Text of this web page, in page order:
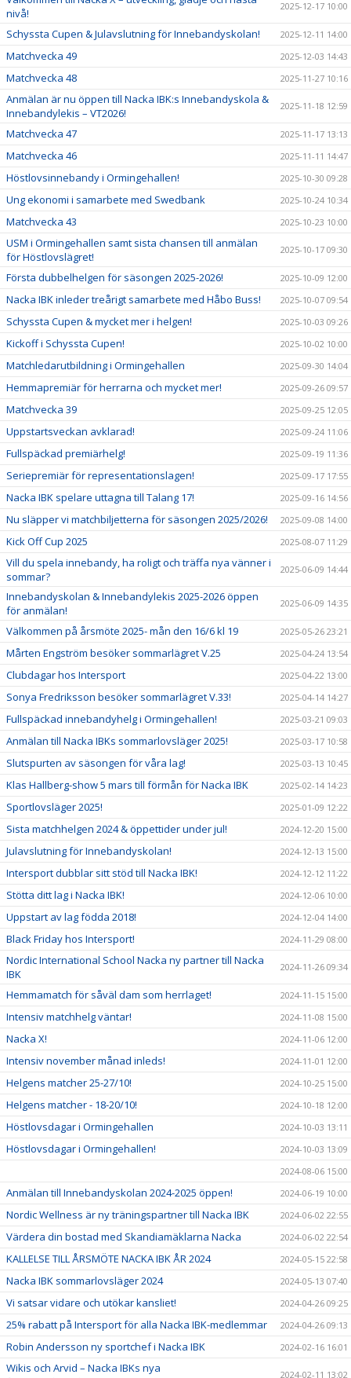
nivå!
2025-12-17 10:00
Schyssta Cupen & Julavslutning för Innebandyskolan! 2025-12-11 14:00
Matchvecka 49 2025-12-03 14:43
Matchvecka 48 2025-11-27 10:16
Anmälan är nu öppen till Nacka IBK:s Innebandyskola &
Innebandylekis – VT2026!
2025-11-18 12:59
Matchvecka 47 2025-11-17 13:13
Matchvecka 46 2025-11-11 14:47
Höstlovsinnebandy i Ormingehallen! 2025-10-30 09:28
Ung ekonomi i samarbete med Swedbank 2025-10-24 10:34
Matchvecka 43 2025-10-23 10:00
USM i Ormingehallen samt sista chansen till anmälan
för Höstlovslägret!
2025-10-17 09:30
Första dubbelhelgen för säsongen 2025-2026! 2025-10-09 12:00
Nacka IBK inleder treårigt samarbete med Håbo Buss! 2025-10-07 09:54
Schyssta Cupen & mycket mer i helgen! 2025-10-03 09:26
Kickoff i Schyssta Cupen! 2025-10-02 10:00
Matchledarutbildning i Ormingehallen 2025-09-30 14:04
Hemmapremiär för herrarna och mycket mer! 2025-09-26 09:57
Matchvecka 39 2025-09-25 12:05
Uppstartsveckan avklarad! 2025-09-24 11:06
Fullspäckad premiärhelg! 2025-09-19 11:36
Seriepremiär för representationslagen! 2025-09-17 17:55
Nacka IBK spelare uttagna till Talang 17! 2025-09-16 14:56
Nu släpper vi matchbiljetterna för säsongen 2025/2026! 2025-09-08 14:00
Kick Off Cup 2025 2025-08-07 11:29
Vill du spela innebandy, ha roligt och träffa nya vänner i
sommar?
2025-06-09 14:44
Innebandyskolan & Innebandylekis 2025-2026 öppen
för anmälan!
2025-06-09 14:35
Välkommen på årsmöte 2025- mån den 16/6 kl 19 2025-05-26 23:21
Mårten Engström besöker sommarlägret V.25 2025-04-24 13:54
Clubdagar hos Intersport 2025-04-22 13:00
Sonya Fredriksson besöker sommarlägret V.33! 2025-04-14 14:27
Fullspäckad innebandyhelg i Ormingehallen! 2025-03-21 09:03
Anmälan till Nacka IBKs sommarlovsläger 2025! 2025-03-17 10:58
Slutspurten av säsongen för våra lag! 2025-03-13 10:45
Klas Hallberg-show 5 mars till förmån för Nacka IBK 2025-02-14 14:23
Sportlovsläger 2025! 2025-01-09 12:22
Sista matchhelgen 2024 & öppettider under jul! 2024-12-20 15:00
Julavslutning för Innebandyskolan! 2024-12-13 15:00
Intersport dubblar sitt stöd till Nacka IBK! 2024-12-12 11:22
Stötta ditt lag i Nacka IBK! 2024-12-06 10:00
Uppstart av lag födda 2018! 2024-12-04 14:00
Black Friday hos Intersport! 2024-11-29 08:00
Nordic International School Nacka ny partner till Nacka
IBK
2024-11-26 09:34
Hemmamatch för såväl dam som herrlaget! 2024-11-15 15:00
Intensiv matchhelg väntar! 2024-11-08 15:00
Nacka X! 2024-11-06 12:00
Intensiv november månad inleds! 2024-11-01 12:00
Helgens matcher 25-27/10! 2024-10-25 15:00
Helgens matcher - 18-20/10! 2024-10-18 12:00
Höstlovsdagar i Ormingehallen 2024-10-03 13:11
Höstlovsdagar i Ormingehallen!
2024-10-03 13:09
2024-08-06 15:00
Anmälan till Innebandyskolan 2024-2025 öppen! 2024-06-19 10:00
Nordic Wellness är ny träningspartner till Nacka IBK 2024-06-02 22:55
Värdera din bostad med Skandiamäklarna Nacka 2024-06-02 22:54
KALLELSE TILL ÅRSMÖTE NACKA IBK ÅR 2024 2024-05-15 22:58
Nacka IBK sommarlovsläger 2024 2024-05-13 07:40
Vi satsar vidare och utökar kansliet! 2024-04-26 09:25
25% rabatt på Intersport för alla Nacka IBK-medlemmar 2024-04-26 09:13
Robin Andersson ny sportchef i Nacka IBK 2024-02-16 16:01
Wikis och Arvid – Nacka IBKs nya
2024-02-11 13:02